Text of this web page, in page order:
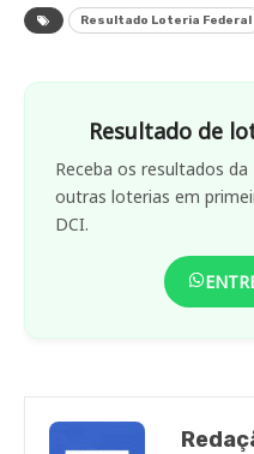
Resultado Loteria Federal
Resultado de
Receba os resultados
outras loterias em
DCI.